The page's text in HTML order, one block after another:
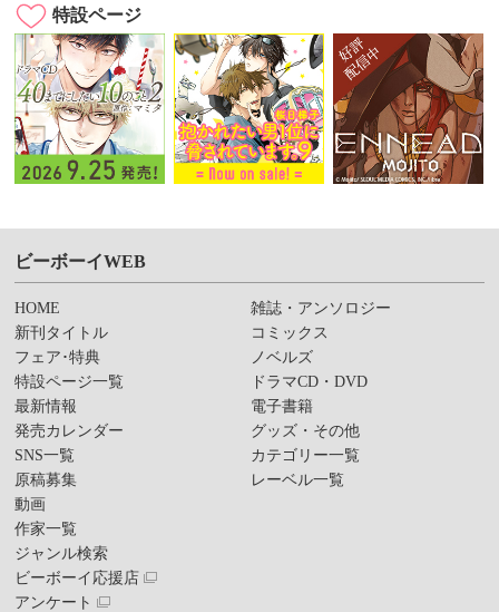
特設ページ
ビーボーイWEB
HOME
新刊タイトル
フェア･特典
特設ページ一覧
最新情報
発売カレンダー
SNS一覧
原稿募集
動画
作家一覧
ジャンル検索
ビーボーイ応援店
アンケート
雑誌・アンソロジー
コミックス
ノベルズ
ドラマCD・DVD
電子書籍
グッズ・その他
カテゴリー一覧
レーベル一覧